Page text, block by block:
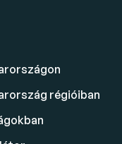
régióiban